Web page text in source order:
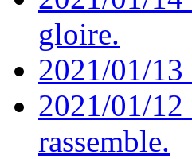
gloire.
2021/01/
2021/01/
rassemble.